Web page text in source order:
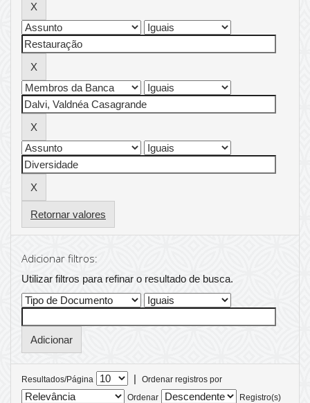
Retornar valores
Adicionar filtros:
Utilizar filtros para refinar o resultado de busca.
Resultados/Página |
Ordenar registros por
Ordenar
Registro(s)